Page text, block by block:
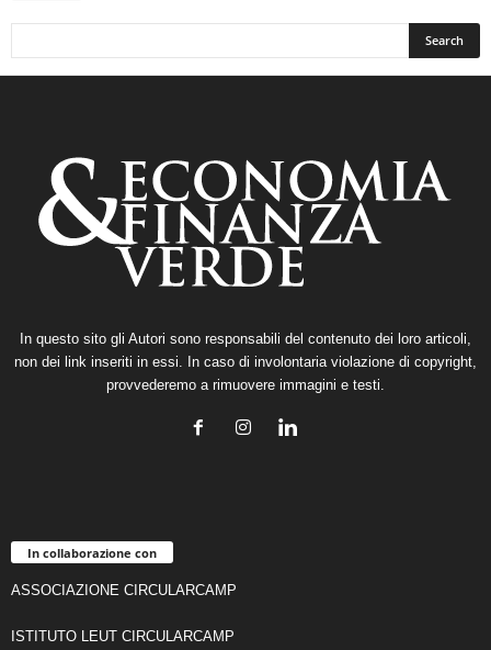
In questo sito gli Autori sono responsabili del contenuto dei loro articoli,
non dei link inseriti in essi. In caso di involontaria violazione di copyright,
provvederemo a rimuovere immagini e testi.
In collaborazione con
ASSOCIAZIONE CIRCULARCAMP
ISTITUTO LEUT CIRCULARCAMP